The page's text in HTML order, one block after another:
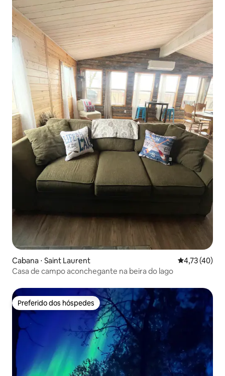
Cabana ⋅ Saint Laurent 4,73 de uma
4,73 (40)
Casa de campo aconchegante na beira do lago
Preferido dos hóspedes
Preferido dos hóspedes